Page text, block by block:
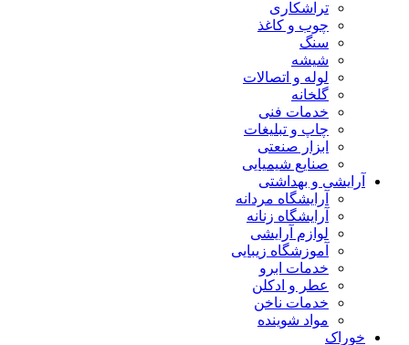
تراشکاری
چوب و کاغذ
سنگ
شیشه
لوله و اتصالات
گلخانه
خدمات فنی
چاپ و تبلیغات
ابزار صنعتی
صنایع شیمیایی
آرایشی و بهداشتی
آرایشگاه مردانه
آرایشگاه زنانه
لوازم آرایشی
آموزشگاه زیبایی
خدمات ابرو
عطر و ادکلن
خدمات ناخن
مواد شوینده
خوراک